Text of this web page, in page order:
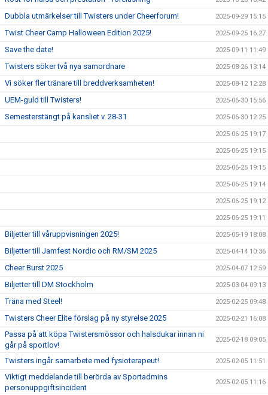
Dubbla utmärkelser till Twisters under Cheerforum! 2025-09-29 15:15
Twist Cheer Camp Halloween Edition 2025! 2025-09-25 16:27
Save the date! 2025-09-11 11:49
Twisters söker två nya samordnare 2025-08-26 13:14
Vi söker fler tränare till breddverksamheten! 2025-08-12 12:28
UEM-guld till Twisters! 2025-06-30 15:56
Semesterstängt på kansliet v. 28-31 2025-06-30 12:25
2025-06-25 19:17
2025-06-25 19:15
2025-06-25 19:15
2025-06-25 19:14
2025-06-25 19:12
2025-06-25 19:11
Biljetter till våruppvisningen 2025! 2025-05-19 18:08
Biljetter till Jamfest Nordic och RM/SM 2025 2025-04-14 10:36
Cheer Burst 2025 2025-04-07 12:59
Biljetter till DM Stockholm 2025-03-04 09:13
Träna med Steel! 2025-02-25 09:48
Twisters Cheer Elite förslag på ny styrelse 2025 2025-02-21 16:08
Passa på att köpa Twistersmössor och halsdukar innan ni
går på sportlov!
2025-02-18 09:05
Twisters ingår samarbete med fysioterapeut! 2025-02-05 11:51
Viktigt meddelande till berörda av Sportadmins
personuppgiftsincident
2025-02-05 11:16